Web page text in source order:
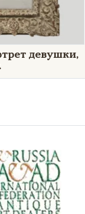
девушки,